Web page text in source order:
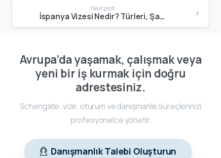
Next post
İspanya Vizesi Nedir? Türleri, Şartları, Evraklar ve 2025 Başvuru Rehberi
Avrupa’da yaşamak, çalışmak veya
yeni bir iş kurmak için doğru
adrestesiniz.
Schengate, vize, oturum ve danışmanlık süreçlerinizi
profesyonelce yönetir.
Danışmanlık Talebi Oluşturun